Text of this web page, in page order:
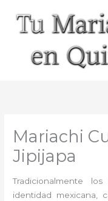
contenido
Mariachi
Jipijapa
Tradicionalmente
identidad mexicana,